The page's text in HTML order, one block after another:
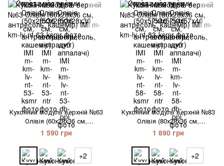
Кухонний модуль верхній №63
Олівія (60х28х36 см,
антресоль, кашемір) IMI
1 590 грн
+2
Кухонний модуль верхній №83
Олівія (80х28х36 см,
антресоль, кашемір) IMI
1 890 грн
+2